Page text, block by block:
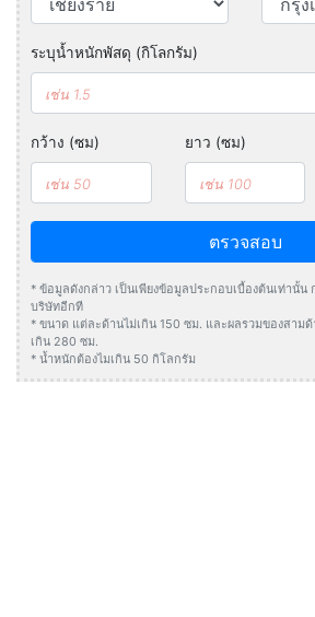
ระบุน้ำหนักพัสดุ (กิโลกรัม)
กว้าง (ซม) ยาว (ซม)
ตรวจสอบ
* ข้อมูลดังกล่าว เป็นเพียงข้อมูลประกอบเบื้องต้นเท่านั้
บริษัทอีกที
* ขนาด แต่ละด้านไม่เกิน 150 ซม. และผลรวมของสามด้
เกิน 280 ซม.
* น้ำหนักต้องไมเกิน 50 กิโลกรัม